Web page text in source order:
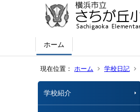
ホーム
現在位置： ホーム 学校日記
学校紹介